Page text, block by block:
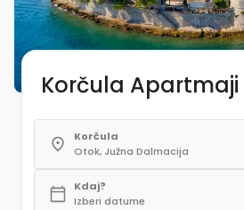
Korčula Apartmaji
Korčula
Otok, Južna Dalmacija
Kdaj?
Izberi datume